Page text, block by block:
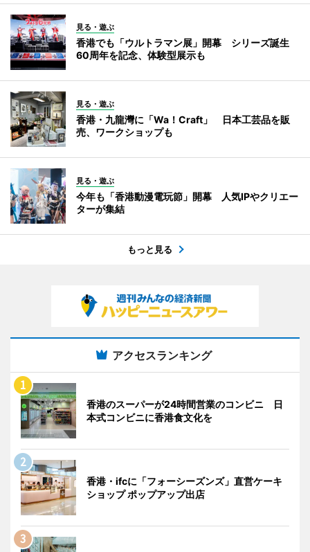
見る・遊ぶ
香港でも「ウルトラマン展」開幕 シリーズ誕生
60周年を記念、体験型展示も
見る・遊ぶ
香港・九龍灣に「Wa！Craft」 日本工芸品を販
売、ワークショップも
見る・遊ぶ
今年も「香港動漫電玩節」開幕 人気IPやクリエー
ターが集結
もっと見る
アクセスランキング
香港のスーパーが24時間営業のコンビニ 日
本式コンビニに香港食文化を
香港・ifcに「フォーシーズンズ」直営ケーキ
ショップ ポップアップ出店